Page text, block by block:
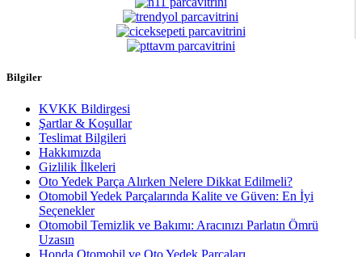
Bilgiler
KVKK Bildirgesi
Şartlar & Koşullar
Teslimat Bilgileri
Hakkımızda
Gizlilik İlkeleri
Oto Yedek Parça Alırken Nelere Dikkat Edilmeli?
Otomobil Yedek Parçalarında Kalite ve Güven: En İyi
Seçenekler
Otomobil Temizlik ve Bakımı: Aracınızı Parlatın Ömrü
Uzasın